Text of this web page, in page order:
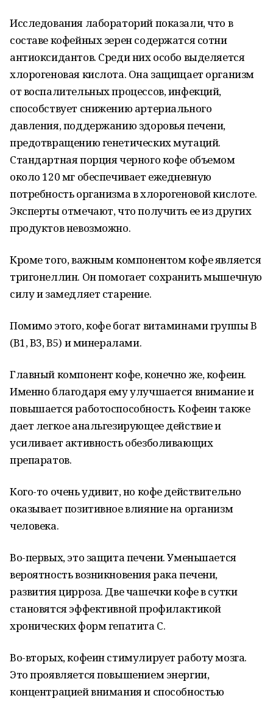
Исследования лабораторий показали, что в
составе кофейных зерен содержатся сотни
антиоксидантов. Среди них особо выделяется
хлорогеновая кислота. Она защищает организм
от воспалительных процессов, инфекций,
способствует снижению артериального
давления, поддержанию здоровья печени,
предотвращению генетических мутаций.
Стандартная порция черного кофе объемом
около 120 мг обеспечивает ежедневную
потребность организма в хлорогеновой кислоте.
Эксперты отмечают, что получить ее из других
продуктов невозможно.
Кроме того, важным компонентом кофе является
тригонеллин. Он помогает сохранить мышечную
силу и замедляет старение.
Помимо этого, кофе богат витаминами группы B
(B1, B3, B5) и минералами.
Главный компонент кофе, конечно же, кофеин.
Именно благодаря ему улучшается внимание и
повышается работоспособность. Кофеин также
дает легкое анальгезирующее действие и
усиливает активность обезболивающих
препаратов.
Кого-то очень удивит, но кофе действительно
оказывает позитивное влияние на организм
человека.
Во-первых, это защита печени. Уменьшается
вероятность возникновения рака печени,
развития цирроза. Две чашечки кофе в сутки
становятся эффективной профилактикой
хронических форм гепатита C.
Во-вторых, кофеин стимулирует работу мозга.
Это проявляется повышением энергии,
концентрацией внимания и способностью